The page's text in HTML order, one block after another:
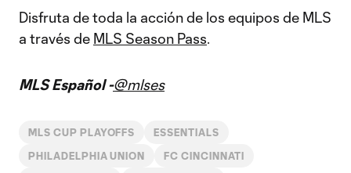
Disfruta de toda la acción de los equipos de MLS
a través de MLS Season Pass.
MLS Español -@mlses
MLS CUP PLAYOFFS ESSENTIALS
PHILADELPHIA UNION FC CINCINNATI